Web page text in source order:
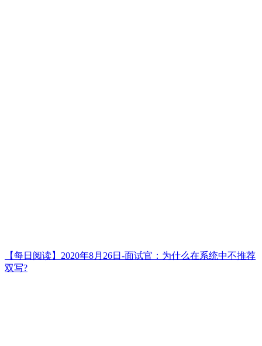
【每日阅读】2020年8月26日-面试官：为什么在系统中不推荐
双写?